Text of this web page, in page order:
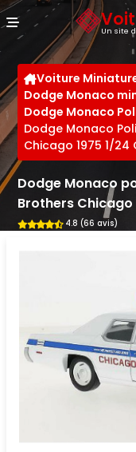
Un site
Voiture
Dodge Monaco
Dodge Monaco
Dodge Monaco
Chicago 1975 1/24
Dodge Monaco
Brothers Chicago
4.8 (66 avis)
Panneau de gestion des cookies